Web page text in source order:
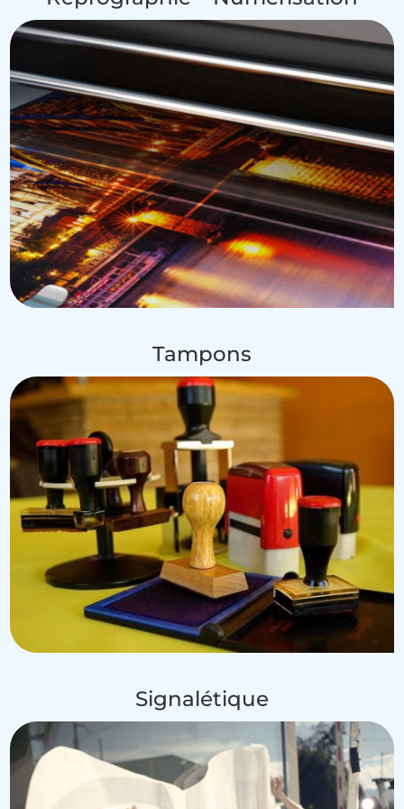
Tampons
Signalétique